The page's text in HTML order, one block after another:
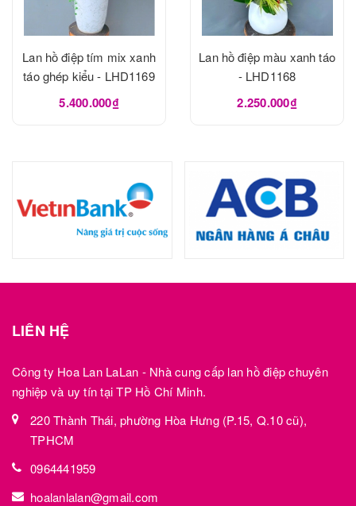
Lan hồ điệp tím mix xanh
táo ghép kiểu - LHD1169
5.400.000₫
Lan hồ điệp màu xanh táo
- LHD1168
2.250.000₫
LIÊN HỆ
Công ty Hoa Lan LaLan - Nhà cung cấp lan hồ điệp chuyên
nghiệp và uy tín tại TP Hồ Chí Minh.
220 Thành Thái, phường Hòa Hưng (P.15, Q.10 cũ),
TPHCM
0964441959
hoalanlalan@gmail.com